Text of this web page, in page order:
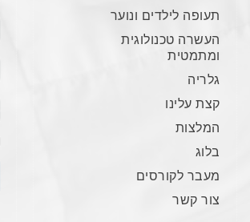
תעופה לילדים ונוער
העשרה טכנולוגית
ומתמטית
גלריה
קצת עלינו
המלצות
בלוג
מעבר לקורסים
צור קשר